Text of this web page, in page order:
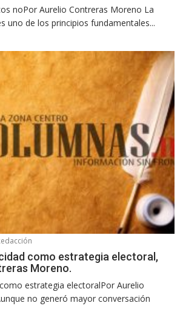
noPor Aurelio Contreras Moreno La
uno de los principios fundamentales...
como estrategia electoral,
Moreno.
estrategia electoralPor Aurelio
no generó mayor conversación